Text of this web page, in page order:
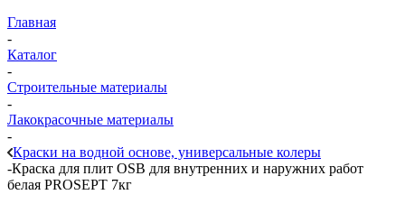
Главная
-
Каталог
-
Строительные материалы
-
Лакокрасочные материалы
-
Краски на водной основе, универсальные колеры
-Краска для плит OSB для внутренних и наружних работ
белая PROSEPT 7кг